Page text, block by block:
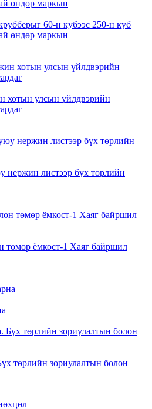
60-н кубээс 250-н куб
өндөр маркын
улсын үйлдвэрийн
нержин листээр бүх төрлийн
төмөр ёмкост-1 Хаяг байршил
төрлийн зориулалтын болон